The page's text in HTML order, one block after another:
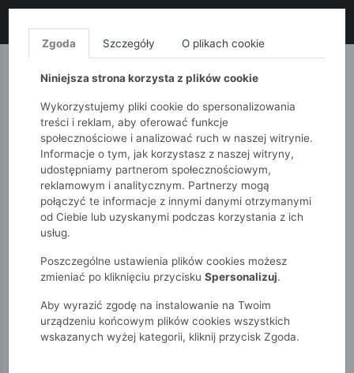
MONNARI QUIOSQUE
51015kids
Dziewczynki 2-7 lat
Spódniczka dziewczęca z haftem
Zgoda Szczegóły O plikach cookie
Niniejsza strona korzysta z plików cookie
Wykorzystujemy pliki cookie do spersonalizowania
treści i reklam, aby oferować funkcje
społecznościowe i analizować ruch w naszej witrynie.
Informacje o tym, jak korzystasz z naszej witryny,
udostępniamy partnerom społecznościowym,
reklamowym i analitycznym. Partnerzy mogą
połączyć te informacje z innymi danymi otrzymanymi
od Ciebie lub uzyskanymi podczas korzystania z ich
usług.
Poszczególne ustawienia plików cookies możesz
zmieniać po kliknięciu przycisku Spersonalizuj.
Aby wyrazić zgodę na instalowanie na Twoim
urządzeniu końcowym plików cookies wszystkich
wskazanych wyżej kategorii, kliknij przycisk Zgoda.